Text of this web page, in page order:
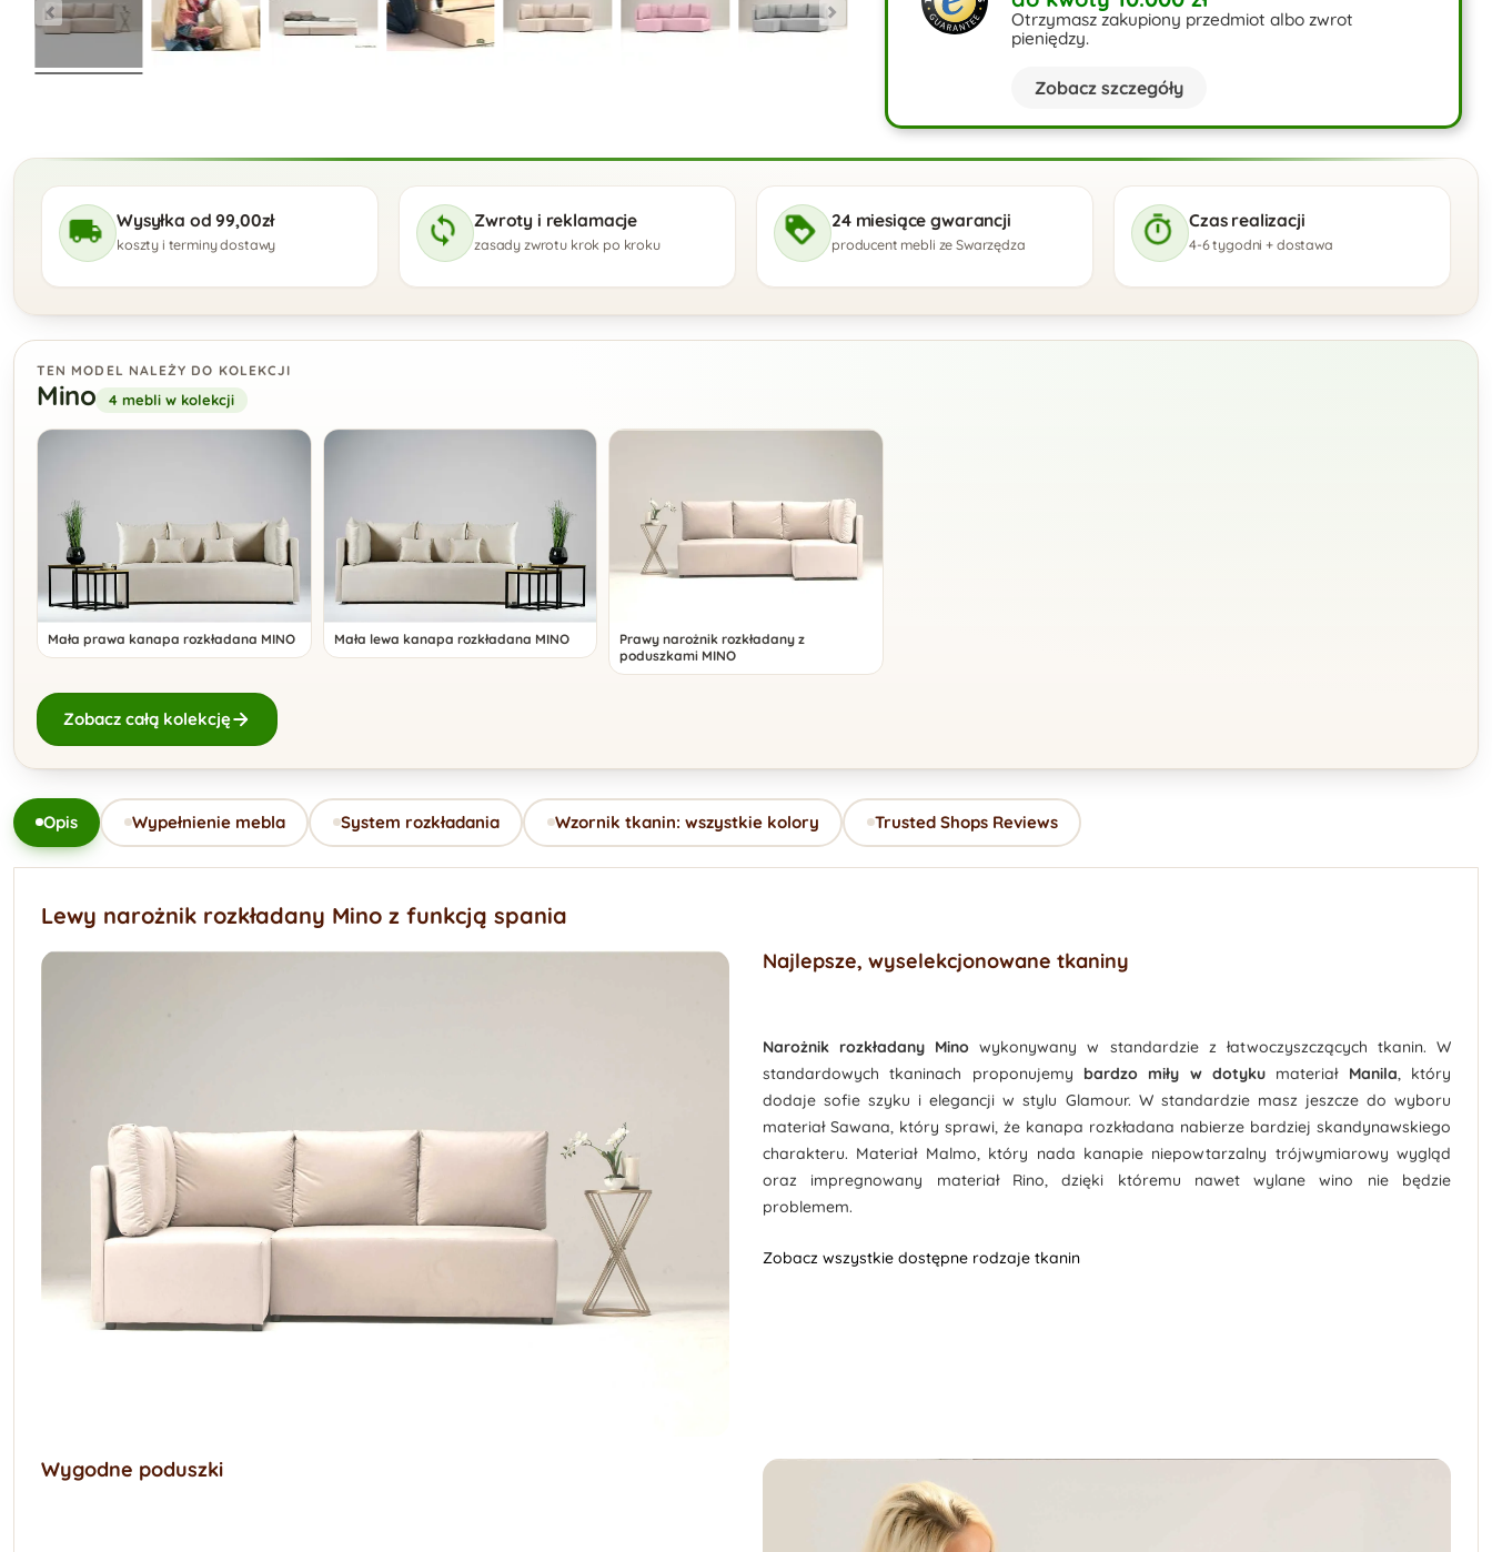
Otrzymasz zakupiony przedmiot albo zwrot
pieniędzy.
Zobacz szczegóły
Wysyłka od 99,00zł
koszty i terminy dostawy
Zwroty i reklamacje
zasady zwrotu krok po kroku
24 miesiące gwarancji
producent mebli ze Swarzędza
Czas realizacji
4-6 tygodni + dostawa
TEN MODEL NALEŻY DO KOLEKCJI
Mino 4 mebli w kolekcji
Mała prawa kanapa rozkładana MINO Mała lewa kanapa rozkładana MINO
Prawy narożnik rozkładany z
poduszkami MINO
Zobacz całą kolekcję
Opis Wypełnienie mebla System rozkładania Wzornik tkanin: wszystkie kolory Trusted Shops Reviews
Lewy narożnik rozkładany Mino z funkcją spania
Najlepsze, wyselekcjonowane tkaniny
Narożnik rozkładany Minowykonywany w standardzie z łatwoczyszczących tkanin. W
standardowych tkaninach proponujemy bardzo miły w dotyku materiał Manila, który
dodaje sofie szyku i elegancji w stylu Glamour. W standardzie masz jeszcze do wyboru
materiał Sawana, który sprawi, że kanapa rozkładana nabierze bardziej skandynawskiego
charakteru. Materiał Malmo, który nada kanapie niepowtarzalny trójwymiarowy wygląd
oraz impregnowany materiał Rino, dzięki któremu nawet wylane wino nie będzie
problemem.
Zobacz wszystkie dostępne rodzaje tkanin
Wygodne poduszki